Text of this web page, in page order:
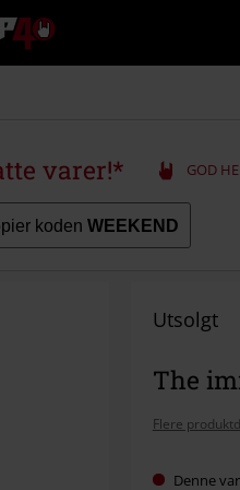
mote
varer!* GOD
koden WEEKEND
Utsolgt
The
Flere
Denne